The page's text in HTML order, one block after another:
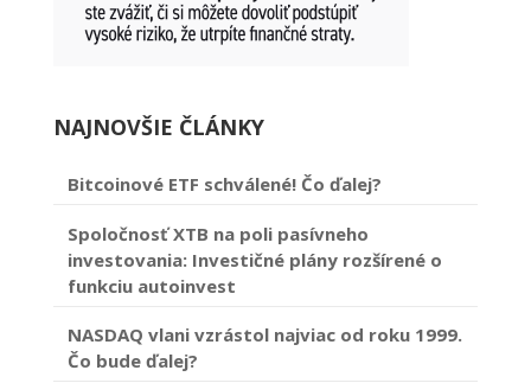
NAJNOVŠIE ČLÁNKY
Bitcoinové ETF schválené! Čo ďalej?
Spoločnosť XTB na poli pasívneho
investovania: Investičné plány rozšírené o
funkciu autoinvest
NASDAQ vlani vzrástol najviac od roku 1999.
Čo bude ďalej?